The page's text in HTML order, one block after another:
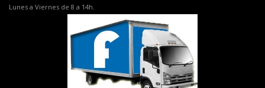
Lunes a Viernes de 8 a 14h.